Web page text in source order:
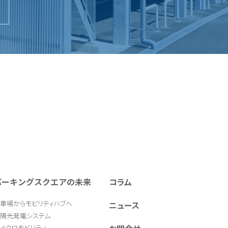
キングスクエアの未来
場からモビリティハブへ
光発電システム
コラム
ニュース